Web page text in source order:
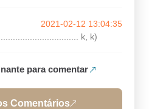
2021-02-12 13:04:35
k, k)
para comentar
Comentários